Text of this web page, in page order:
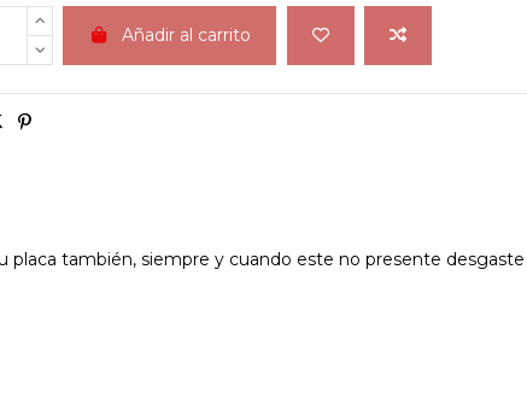
Añadir al carrito
placa también, siempre y cuando este no presente